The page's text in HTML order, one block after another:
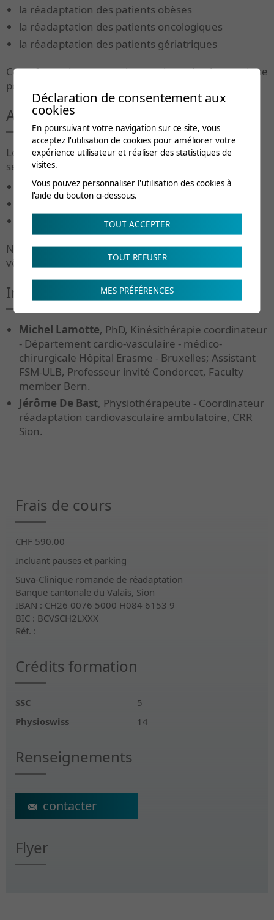
la réadaptation des patients obèses
la réadaptation des patients oncologiques
la réadaptation des patients gériatriques
Cette formation se veut interactive et la plus pratique
possible, des espaces de discussions sont prévus.
Ateliers pratiques
Lors de cette formation, 3 ateliers pratiques vous
seront proposés :
entraînement par intervalles sur vélo
entraînement par intervalles en circuit
renforcement musculaire sur machines
Nous vous conseillons d'apporter avec vous des
vêtements confortables et des chaussures de sport.
Intervenants
Michel Lamotte, PhD, Kinésithérapie coordinateur
- Département cardio-vasculaire - médico-
chirurgicale Hôpital Erasme - Bruxelles; Assistant
FSM-ULB, Professeur invité Condorcet, Faculty
member Bern.
Jérôme De Bast, Physiothérapeute - Coordinateur
réadaptation cardiovasculaire ambulatoire, CRR
Sion.
Frais de cours
CHF 590.00
Incluant pauses et parking
Suva-Clinique romande de réadaptation
Banque cantonale du Valais, Sion
IBAN : CH26 0076 5000 H084 6153 9
BIC : BCVSCH2LXXX
Réf. :
Crédits formation
SSC
5
Physioswiss
14
Renseignements
ecs@crr-suva.ch
Flyer
Déclaration de consentement aux
cookies
En poursuivant votre navigation sur ce site, vous
acceptez l'utilisation de cookies pour améliorer votre
expérience utilisateur et réaliser des statistiques de
visites.
Vous pouvez personnaliser l'utilisation des cookies à
l'aide du bouton ci-dessous.
TOUT ACCEPTER
TOUT REFUSER
MES PRÉFÉRENCES